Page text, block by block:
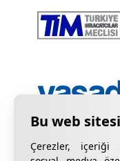
Çerezler, içeriği